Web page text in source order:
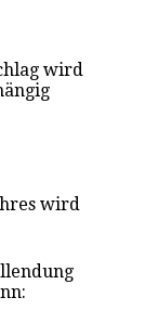
wird
wird